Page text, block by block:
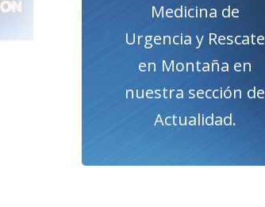
Medicina de
Urgencia y Rescate
en Montaña en
nuestra sección de
Actualidad.